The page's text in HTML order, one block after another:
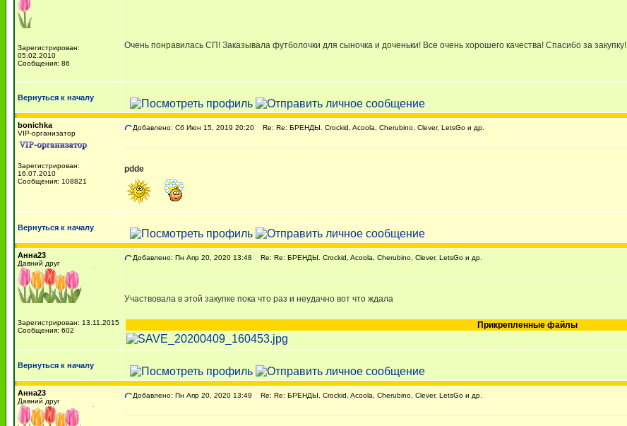
Зарегистрирован:
05.02.2010
Сообщения: 86
Очень понравилась СП! Заказывала футболочки для сыночка и доченьки! Все очень хорошего качества! Спасибо за закупку!
Вернуться к началу
bonichka
VIP-организатор
Зарегистрирован:
16.07.2010
Сообщения: 108821
Добавлено: Сб Июн 15, 2019 20:20 Re: Re: БРЕНДЫ. Crockid, Acoola, Cherubino, Clever, LetsGo и др.
pdde
Вернуться к началу
Анна23
Давний друг
Зарегистрирован: 13.11.2015
Сообщения: 602
Добавлено: Пн Апр 20, 2020 13:48 Re: Re: БРЕНДЫ. Crockid, Acoola, Cherubino, Clever, LetsGo и др.
Участвовала в этой закупке пока что раз и неудачно вот что ждала
Прикрепленные файлы
Вернуться к началу
Анна23
Давний друг
Добавлено: Пн Апр 20, 2020 13:49 Re: Re: БРЕНДЫ. Crockid, Acoola, Cherubino, Clever, LetsGo и др.